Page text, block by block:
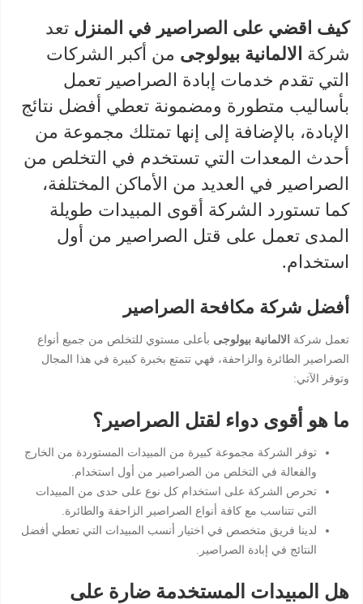
كيف اقضي على الصراصير في المنزل تعد
شركة الالمانية بيولوجى من أكبر الشركات
التي تقدم خدمات إبادة الصراصير تعمل
بأساليب متطورة ومضمونة تعطي أفضل نتائج
الإبادة، بالإضافة إلى إنها تمتلك مجموعة من
أحدث المعدات التي تستخدم في التخلص من
الصراصير في العديد من الأماكن المختلفة،
كما تستورد الشركة أقوى المبيدات طويلة
المدى تعمل على قتل الصراصير من أول
استخدام.
أفضل شركة مكافحة الصراصير
تعمل شركة الالمانية بيولوجى بأعلى مستوي للتخلص من جميع أنواع
الصراصير الطائرة والزاحفة، فهي تتمتع بخبرة كبيرة في هذا المجال
وتوفر الآتي:
ما هو أقوى دواء لقتل الصراصير؟
توفر الشركة مجموعة كبيرة من المبيدات المستوردة من الخارج
والفعالة في التخلص من الصراصير من أول استخدام.
تحرص الشركة على استخدام كل نوع على حدى من المبيدات
التي تتناسب مع كافة أنواع الصراصير الزاحفة والطائرة.
لدينا فريق متخصص في اختيار أنسب المبيدات التي تعطي أفضل
النتائج في إبادة الصراصير.
هل المبيدات المستخدمة ضارة على